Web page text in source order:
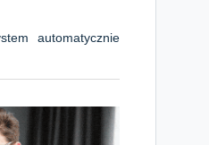
automatycznie